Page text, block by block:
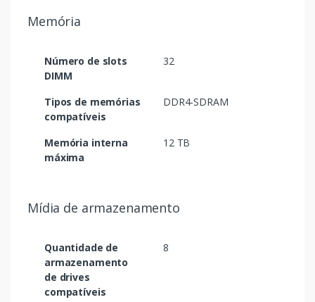
Memória
Número de slots
DIMM
32
Tipos de memórias
compatíveis
DDR4-SDRAM
Memória interna
máxima
12 TB
Mídia de armazenamento
Quantidade de
armazenamento
de drives
compatíveis
8